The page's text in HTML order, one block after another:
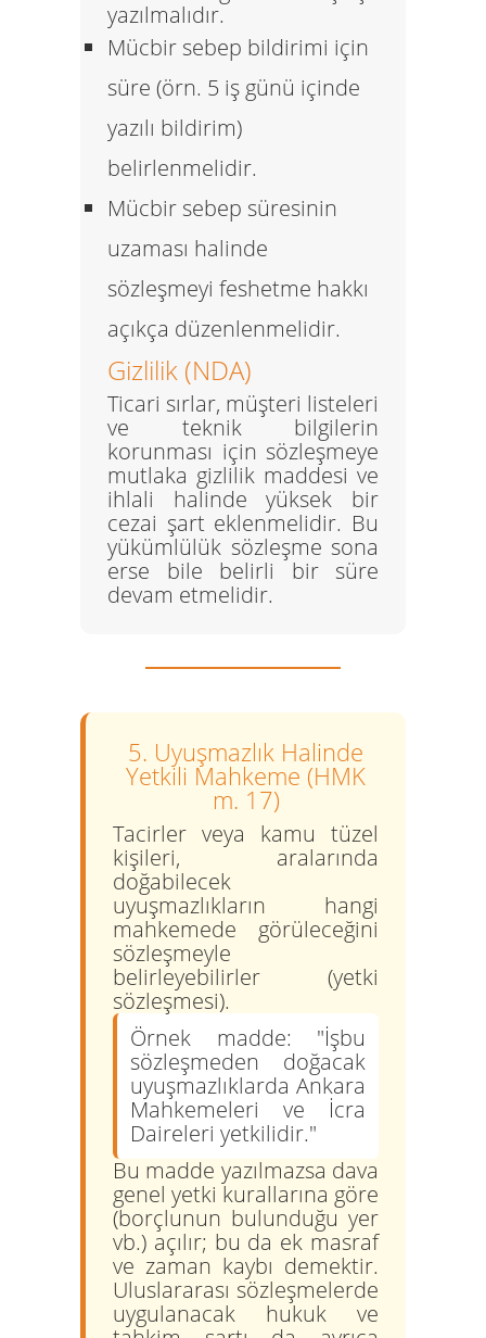
yazılmalıdır.
Mücbir sebep bildirimi için
süre (örn. 5 iş günü içinde
yazılı bildirim)
belirlenmelidir.
Mücbir sebep süresinin
uzaması halinde
sözleşmeyi feshetme hakkı
açıkça düzenlenmelidir.
Gizlilik (NDA)
Ticari sırlar, müşteri listeleri
ve teknik bilgilerin
korunması için sözleşmeye
mutlaka gizlilik maddesi ve
ihlali halinde yüksek bir
cezai şart eklenmelidir. Bu
yükümlülük sözleşme sona
erse bile belirli bir süre
devam etmelidir.
5. Uyuşmazlık Halinde
Yetkili Mahkeme (HMK
m. 17)
Tacirler veya kamu tüzel
kişileri, aralarında
doğabilecek
uyuşmazlıkların hangi
mahkemede görüleceğini
sözleşmeyle
belirleyebilirler (yetki
sözleşmesi).
Örnek madde: "İşbu
sözleşmeden doğacak
uyuşmazlıklarda Ankara
Mahkemeleri ve İcra
Daireleri yetkilidir."
Bu madde yazılmazsa dava
genel yetki kurallarına göre
(borçlunun bulunduğu yer
vb.) açılır; bu da ek masraf
ve zaman kaybı demektir.
Uluslararası sözleşmelerde
uygulanacak hukuk ve